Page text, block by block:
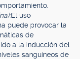
El uso
puede provocar la
de
a la inducción del
sanguíneos de